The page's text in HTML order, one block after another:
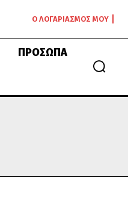
Ο ΛΟΓΑΡΙΑΣΜΌΣ ΜΟΥ
ΠΡΌΣΩΠΑ